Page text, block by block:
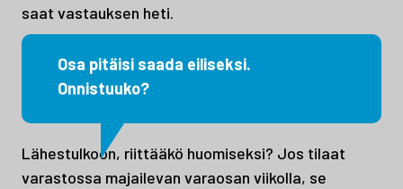
saat vastauksen heti.
Osa pitäisi saada eiliseksi.
Onnistuuko?
Lähestulkoon, riittääkö huomiseksi? Jos tilaat
varastossa majailevan varaosan viikolla, se